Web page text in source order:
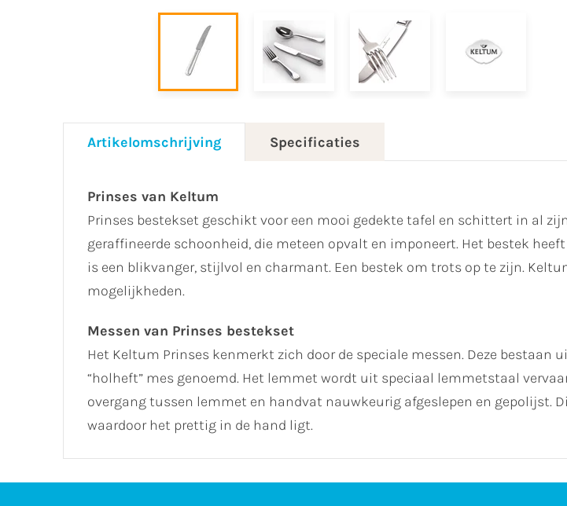
Artikelomschrijving Specificaties
Prinses van Keltum
Prinses bestekset geschikt voor een mooi gedekte tafel en schittert in al
geraffineerde schoonheid, die meteen opvalt en imponeert. Het bestek
is een blikvanger, stijlvol en charmant. Een bestek om trots op te zijn.
mogelijkheden.
Messen van Prinses bestekset
Het Keltum Prinses kenmerkt zich door de speciale messen. Deze bestaan
“holheft” mes genoemd. Het lemmet wordt uit speciaal lemmetstaal
overgang tussen lemmet en handvat nauwkeurig afgeslepen en gepolijst.
waardoor het prettig in de hand ligt.